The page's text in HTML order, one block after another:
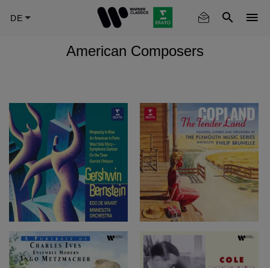
American Composers